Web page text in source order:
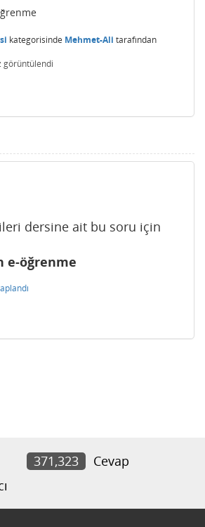
kategorisinde Mehmet-Ali tarafından
görüntülendi
dersine ait bu soru için
e-öğrenme
371,323
Cevap